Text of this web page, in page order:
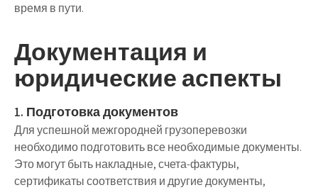
время в пути.
Документация и
юридические аспекты
1. Подготовка документов
Для успешной межгородней грузоперевозки
необходимо подготовить все необходимые документы.
Это могут быть накладные, счета-фактуры,
сертификаты соответствия и другие документы,